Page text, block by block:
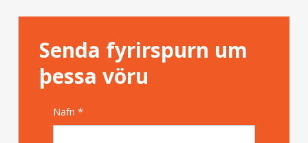
Senda fyrirspurn um
þessa vöru
Nafn *